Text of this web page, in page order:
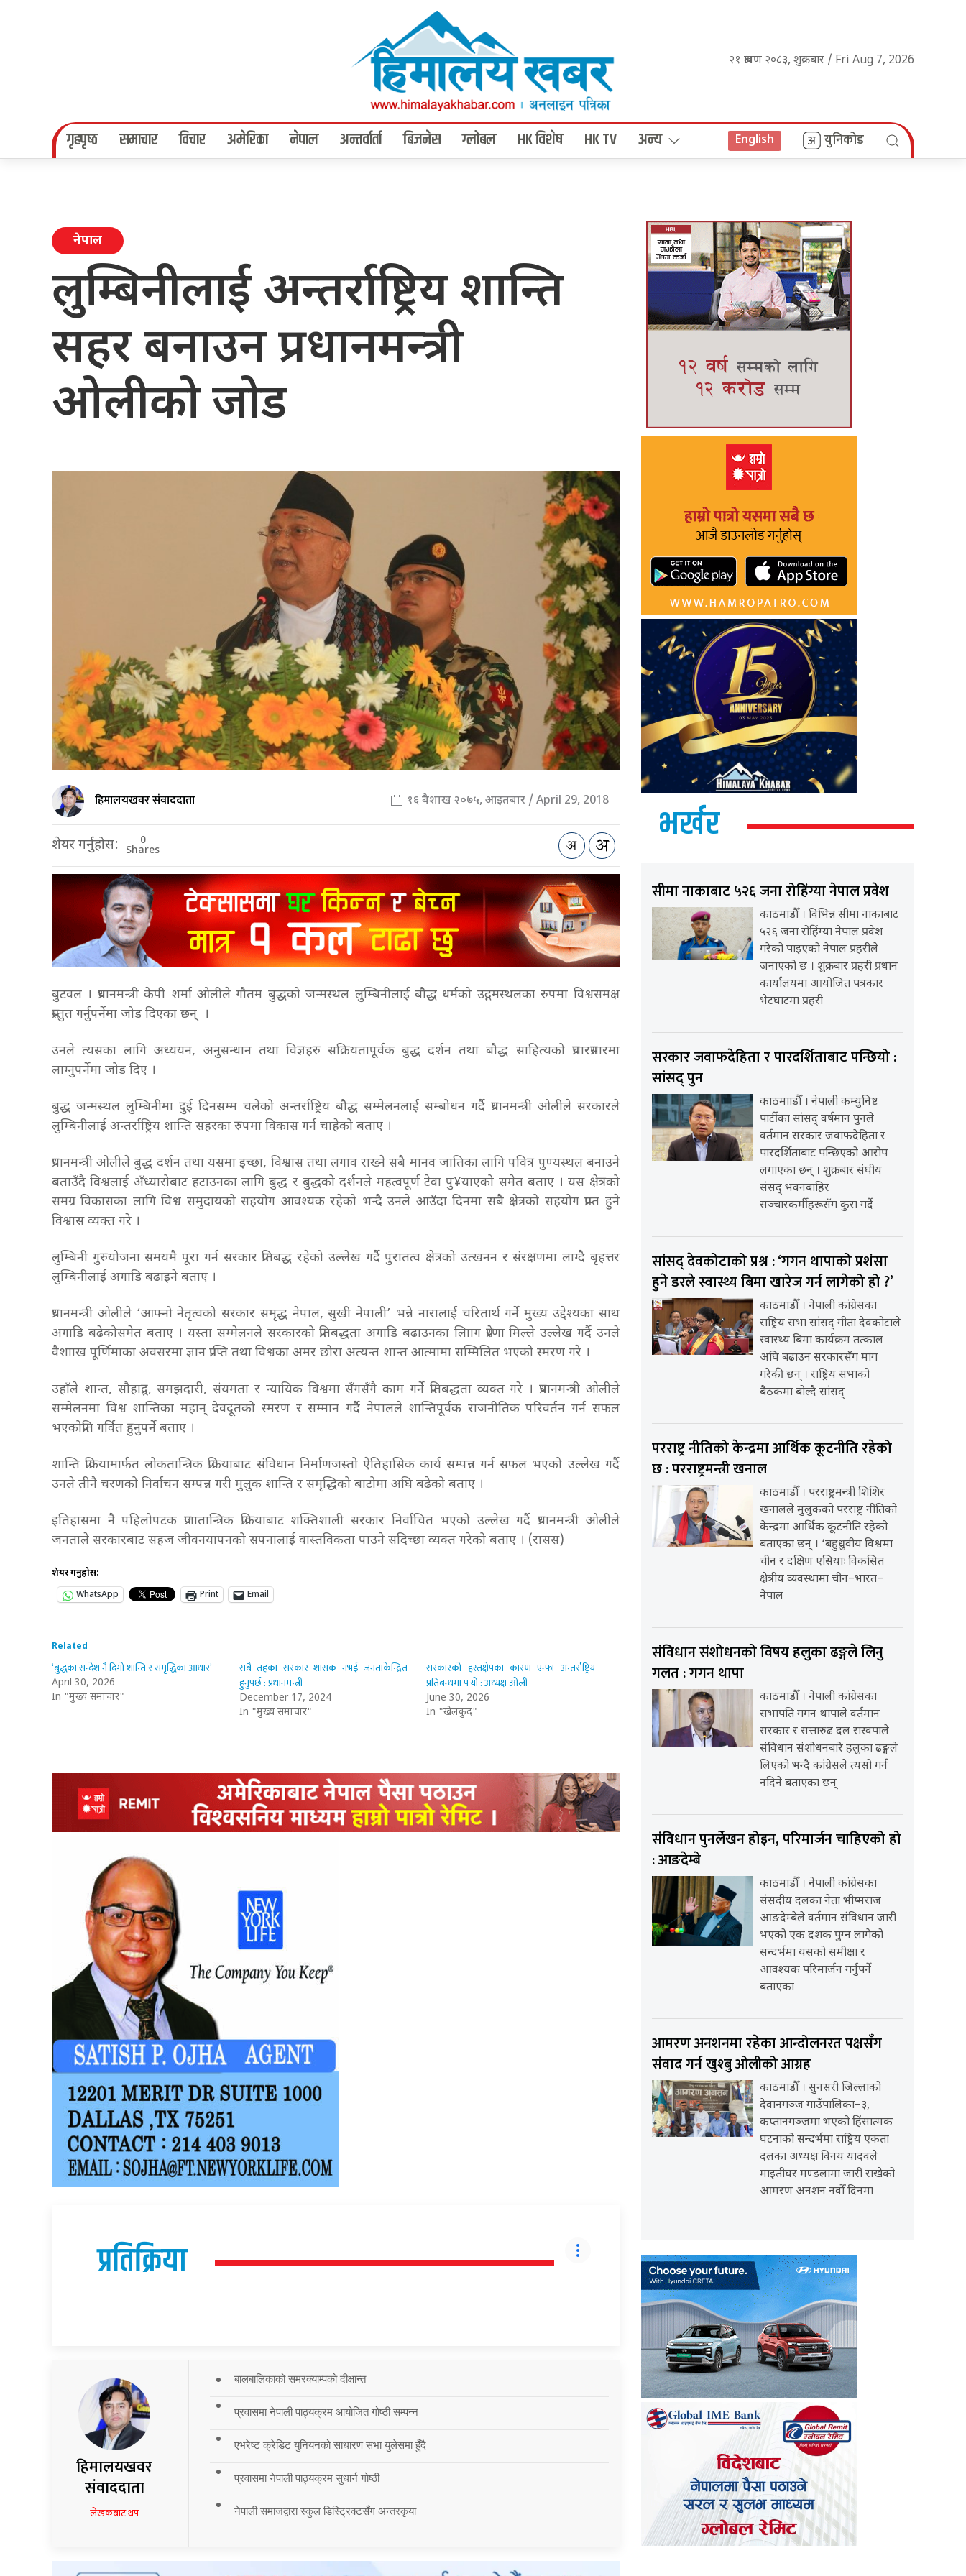
२१ श्रावण २०८३, शुक्रबार / Fri Aug 7, 2026
गृहपृष्‍ठ समाचार विचार अमेरिका नेपाल अन्तर्वार्ता बिजनेस ग्लोबल HK विशेष HK TV अन्य English युनिकोड
नेपाल
लुम्बिनीलाई अन्तर्राष्ट्रिय शान्ति
सहर बनाउन प्रधानमन्त्री
ओलीको जोड
हिमालयखवर संवाददाता १६ बैशाख २०७५, आइतबार / April 29, 2018
शेयर गर्नुहोस: 0
Shares
बुटवल । प्रधानमन्त्री केपी शर्मा ओलीले गौतम बुद्धको जन्मस्थल लुम्बिनीलाई बौद्ध धर्मको उद्गमस्थलका रुपमा विश्वसमक्ष
प्रस्तुत गर्नुपर्नेमा जोड दिएका छन् ।
उनले त्यसका लागि अध्ययन, अनुसन्धान तथा विज्ञहरु सक्रियतापूर्वक बुद्ध दर्शन तथा बौद्ध साहित्यको प्रचारप्रसारमा
लाग्नुपर्नेमा जोड दिए ।
बुद्ध जन्मस्थल लुम्बिनीमा दुई दिनसम्म चलेको अन्तर्राष्ट्रिय बौद्ध सम्मेलनलाई सम्बोधन गर्दै प्रधानमन्त्री ओलीले सरकारले
लुम्बिनीलाई अन्तर्राष्ट्रिय शान्ति सहरका रुपमा विकास गर्न चाहेको बताए ।
प्रधानमन्त्री ओलीले बुद्ध दर्शन तथा यसमा इच्छा, विश्वास तथा लगाव राख्ने सबै मानव जातिका लागि पवित्र पुण्यस्थल बनाउने
बताउँदै विश्वलाई अँध्यारोबाट हटाउनका लागि बुद्ध र बुद्धको दर्शनले महत्वपूर्ण टेवा पु¥याएको समेत बताए । यस क्षेत्रको
समग्र विकासका लागि विश्व समुदायको सहयोग आवश्यक रहेको भन्दै उनले आउँदा दिनमा सबै क्षेत्रको सहयोग प्राप्त हुने
विश्वास व्यक्त गरे ।
लुम्बिनी गुरुयोजना समयमै पूरा गर्न सरकार प्रतिबद्ध रहेको उल्लेख गर्दै पुरातत्व क्षेत्रको उत्खनन र संरक्षणमा लाग्दै बृहत्तर
लुम्बिनीलाई अगाडि बढाइने बताए ।
प्रधानमन्त्री ओलीले ‘आफ्नो नेतृत्वको सरकार समृद्ध नेपाल, सुखी नेपाली’ भन्ने नारालाई चरितार्थ गर्ने मुख्य उद्देश्यका साथ
अगाडि बढेकोसमेत बताए । यस्ता सम्मेलनले सरकारको प्रतिबद्धता अगाडि बढाउनका लाािग प्रेरणा मिल्ले उल्लेख गर्दै उनले
वैशााख पूर्णिमाका अवसरमा ज्ञान प्राप्ति तथा विश्वका अमर छोरा अत्यन्त शान्त आत्मामा सम्मिलित भएको स्मरण गरे ।
उहाँले शान्त, सौहाद्र्र, समझदारी, संयमता र न्यायिक विश्वमा सँगसँगै काम गर्ने प्रतिबद्धता व्यक्त गरे । प्रधानमन्त्री ओलीले
सम्मेलनमा विश्व शान्तिका महान् देवदूतको स्मरण र सम्मान गर्दै नेपालले शान्तिपूर्वक राजनीतिक परिवर्तन गर्न सफल
भएकोप्रति गर्वित हुनुपर्ने बताए ।
शान्ति प्रक्रियामार्फत लोकतान्त्रिक प्रक्रियाबाट संविधान निर्माणजस्तो ऐतिहासिक कार्य सम्पन्न गर्न सफल भएको उल्लेख गर्दै
उनले तीनै चरणको निर्वाचन सम्पन्न गरी मुलुक शान्ति र समृद्धिको बाटोमा अघि बढेको बताए ।
इतिहासमा नै पहिलोपटक प्रजातान्त्रिक प्रक्रियाबाट शक्तिशाली सरकार निर्वाचित भएको उल्लेख गर्दै प्रधानमन्त्री ओलीले
जनताले सरकारबाट सहज जीवनयापनको सपनालाई वास्तविकता पाउने सदिच्छा व्यक्त गरेको बताए । (रासस)
शेयर गर्नुहोस:
WhatsApp
Print Email
Related
‘बुद्धका सन्देश नै दिगो शान्ति र समृद्धिका आधार’
April 30, 2026
In "मुख्य समाचार"
सबै तहका सरकार शासक नभई जनताकेन्द्रित
हुनुपर्छ : प्रधानमन्त्री
December 17, 2024
In "मुख्य समाचार"
सरकारको हस्तक्षेपका कारण एन्फा अन्तर्राष्ट्रिय
प्रतिबन्धमा पर्‍यो : अध्यक्ष ओली
June 30, 2026
In "खेलकुद"
प्रतिक्रिया
हिमालयखवर
संवाददाता
लेखकबाट थप
बालबालिकाको समरक्याम्पको दीक्षान्त
प्रवासमा नेपाली पाठ्यक्रम आयोजित गोष्ठी सम्पन्न
एभरेष्ट क्रेडिट युनियनको साधारण सभा युलेसमा हुँदै
प्रवासमा नेपाली पाठ्यक्रम सुधार्न गोष्ठी
नेपाली समाजद्वारा स्कुल डिस्ट्रिक्टसँग अन्तरकृया
भर्खर
सीमा नाकाबाट ५२६ जना रोहिंग्या नेपाल प्रवेश
काठमाडौँ । विभिन्न सीमा नाकाबाट
५२६ जना रोहिंग्या नेपाल प्रवेश
गरेको पाइएको नेपाल प्रहरीले
जनाएको छ । शुक्रबार प्रहरी प्रधान
कार्यालयमा आयोजित पत्रकार
भेटघाटमा प्रहरी
सरकार जवाफदेहिता र पारदर्शिताबाट पन्छियो :
सांसद् पुन
काठमााडौँ । नेपाली कम्युनिष्ट
पार्टीका सांसद् वर्षमान पुनले
वर्तमान सरकार जवाफदेहिता र
पारदर्शिताबाट पन्छिएको आरोप
लगाएका छन् । शुक्रबार संघीय
संसद् भवनबाहिर
सञ्चारकर्मीहरूसँग कुरा गर्दै
सांसद् देवकोटाको प्रश्न : ‘गगन थापाको प्रशंसा
हुने डरले स्वास्थ्य बिमा खारेज गर्न लागेको हो ?’
काठमाडौँ । नेपाली कांग्रेसका
राष्ट्रिय सभा सांसद् गीता देवकोटाले
स्वास्थ्य बिमा कार्यक्रम तत्काल
अघि बढाउन सरकारसँग माग
गरेकी छन् । राष्ट्रिय सभाको
बैठकमा बोल्दै सांसद्
परराष्ट्र नीतिको केन्द्रमा आर्थिक कूटनीति रहेको
छ : परराष्ट्रमन्त्री खनाल
काठमाडौँ । परराष्ट्रमन्त्री शिशिर
खनालले मुलुकको परराष्ट्र नीतिको
केन्द्रमा आर्थिक कूटनीति रहेको
बताएका छन् । ‘बहुध्रुवीय विश्वमा
चीन र दक्षिण एसियाः विकसित
क्षेत्रीय व्यवस्थामा चीन–भारत–
नेपाल
संविधान संशोधनको विषय हलुका ढङ्गले लिनु
गलत : गगन थापा
काठमाडौँ । नेपाली कांग्रेसका
सभापति गगन थापाले वर्तमान
सरकार र सत्तारुढ दल रास्वपाले
संविधान संशोधनबारे हलुका ढङ्गले
लिएको भन्दै कांग्रेसले त्यसो गर्न
नदिने बताएका छन्
संविधान पुनर्लेखन होइन, परिमार्जन चाहिएको हो
: आङदेम्बे
काठमाडौँ । नेपाली कांग्रेसका
संसदीय दलका नेता भीष्मराज
आङदेम्बेले वर्तमान संविधान जारी
भएको एक दशक पुग्न लागेको
सन्दर्भमा यसको समीक्षा र
आवश्यक परिमार्जन गर्नुपर्ने
बताएका
आमरण अनशनमा रहेका आन्दोलनरत पक्षसँग
संवाद गर्न खुश्बु ओलीको आग्रह
काठमाडौँ । सुनसरी जिल्लाको
देवानगञ्ज गाउँपालिका–३,
कप्तानगञ्जमा भएको हिंसात्मक
घटनाको सन्दर्भमा राष्ट्रिय एकता
दलका अध्यक्ष विनय यादवले
माइतीघर मण्डलामा जारी राखेको
आमरण अनशन नवौँ दिनमा